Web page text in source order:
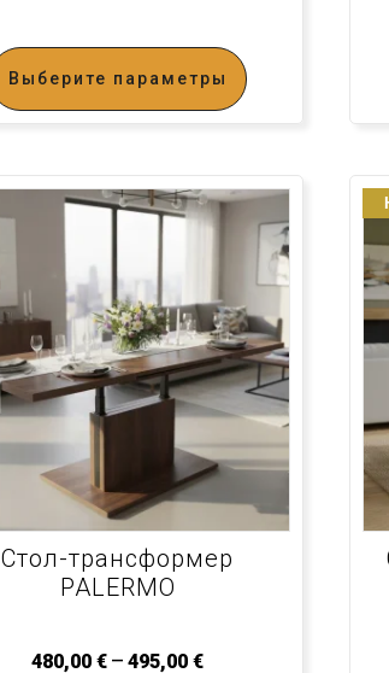
Выберите параметры
Стол-трансформер
PALERMO
480,00€ –495,00€